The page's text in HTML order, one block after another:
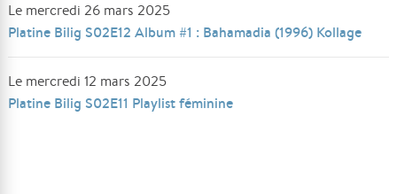
Le mercredi 26 mars 2025
Platine Bilig S02E12 Album #1 : Bahamadia (1996) Kollage
Le mercredi 12 mars 2025
Platine Bilig S02E11 Playlist féminine